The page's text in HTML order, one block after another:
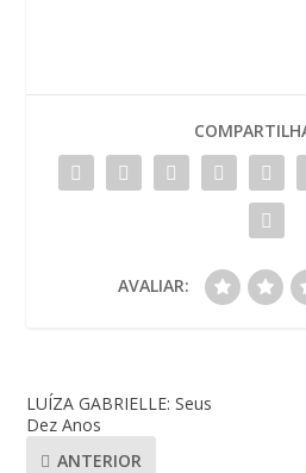
AVALIAR:
LUÍZA GABRIELLE: Seus
Dez Anos
ANTERIOR